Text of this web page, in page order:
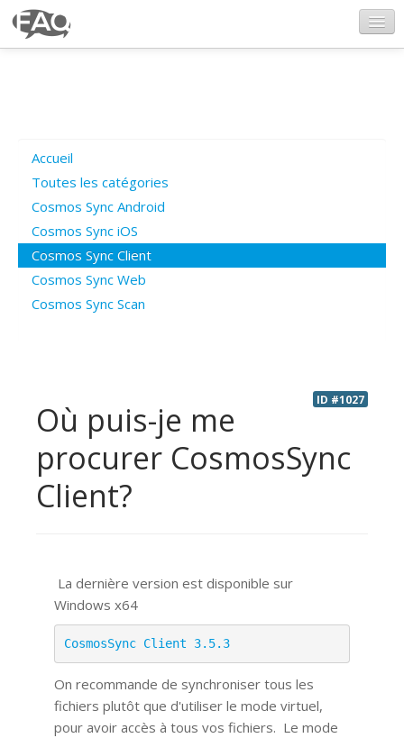
Poser une question
Questions ouvertes
Connexion
Accueil
Toutes les catégories
Cosmos Sync Android
Cosmos Sync iOS
Cosmos Sync Client
Cosmos Sync Web
Cosmos Sync Scan
ID #1027
Où puis-je me
procurer CosmosSync
Client?
La dernière version est disponible sur
Windows x64
CosmosSync Client 3.5.3
On recommande de synchroniser tous les
fichiers plutôt que d'utiliser le mode virtuel,
pour avoir accès à tous vos fichiers. Le mode